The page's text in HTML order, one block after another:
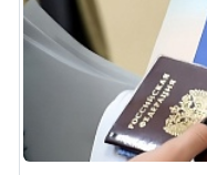
Подобрать